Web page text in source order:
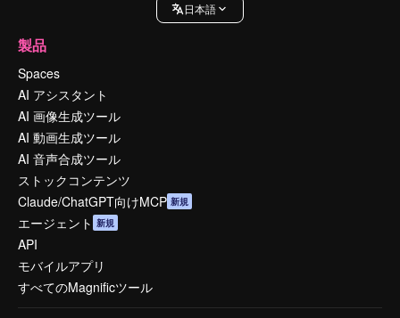
日本語
製品
Spaces
AI アシスタント
AI 画像生成ツール
AI 動画生成ツール
AI 音声合成ツール
ストックコンテンツ
Claude/ChatGPT向けMCP 新規
エージェント 新規
API
モバイルアプリ
すべてのMagnificツール